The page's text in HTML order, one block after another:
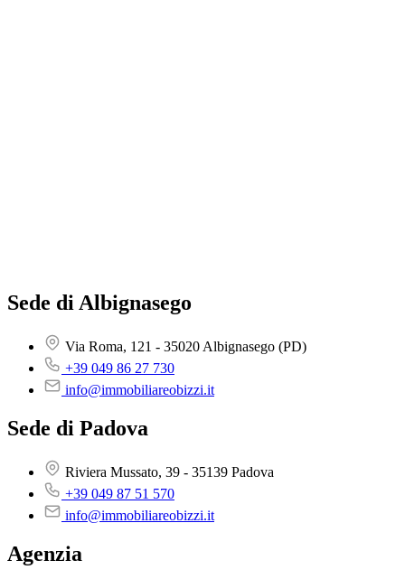
Sede di Albignasego
Via Roma, 121 - 35020 Albignasego (PD)
+39 049 86 27 730
info@immobiliareobizzi.it
Sede di Padova
Riviera Mussato, 39 - 35139 Padova
+39 049 87 51 570
info@immobiliareobizzi.it
Agenzia